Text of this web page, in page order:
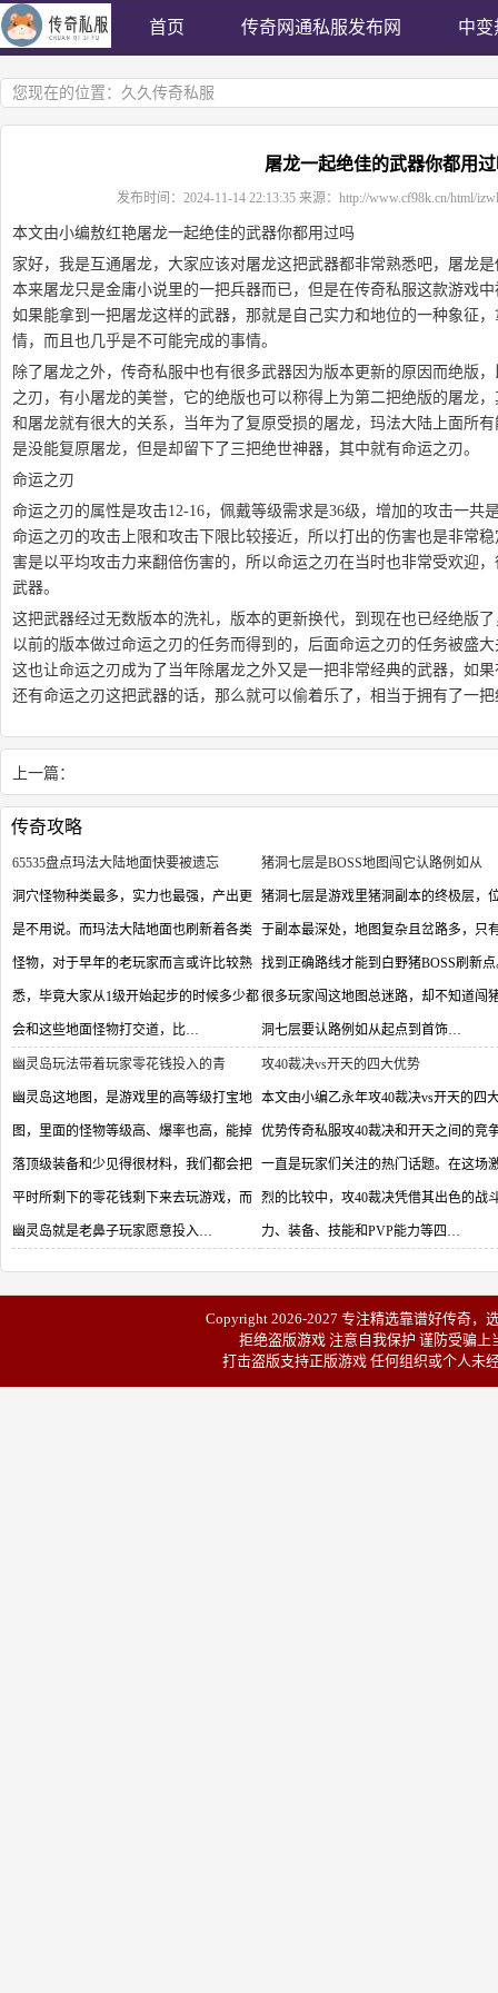
首页 传奇网通私服发布网 中变
您现在的位置： 久久传奇私服
屠龙一起绝佳的武器你都用
发布时间： 2024-11-14 22:13:35 来源： http://www.cf98k.cn/html/
本文由小编敖红艳屠龙一起绝佳的武器你都用过吗
家好，我是互通屠龙，大家应该对屠龙这把武器都非常熟悉吧，屠龙
本来屠龙只是金庸小说里的一把兵器而已，但是在传奇私服这款游戏
如果能拿到一把屠龙这样的武器，那就是自己实力和地位的一种象征
情，而且也几乎是不可能完成的事情。
除了屠龙之外，传奇私服中也有很多武器因为版本更新的原因而绝版
之刃，有小屠龙的美誉，它的绝版也可以称得上为第二把绝版的屠龙
和屠龙就有很大的关系，当年为了复原受损的屠龙，玛法大陆上面所
是没能复原屠龙，但是却留下了三把绝世神器，其中就有命运之刃。
命运之刃
命运之刃的属性是攻击12-16，佩戴等级需求是36级，增加的攻击一共
命运之刃的攻击上限和攻击下限比较接近，所以打出的伤害也是非常
害是以平均攻击力来翻倍伤害的，所以命运之刃在当时也非常受欢迎
武器。
这把武器经过无数版本的洗礼，版本的更新换代，到现在也已经绝版
以前的版本做过命运之刃的任务而得到的，后面命运之刃的任务被盛
这也让命运之刃成为了当年除屠龙之外又是一把非常经典的武器，如
还有命运之刃这把武器的话，那么就可以偷着乐了，相当于拥有了一
上一篇：
传奇攻略
65535盘点玛法大陆地面快要被遗忘
洞穴怪物种类最多，实力也最强，产出更
是不用说。而玛法大陆地面也刷新着各类
怪物，对于早年的老玩家而言或许比较熟
悉，毕竟大家从1级开始起步的时候多少都
会和这些地面怪物打交道，比…
猪洞七层是BOSS地图闯它认路例如从
猪洞七层是游戏里猪洞副本的终极层，
于副本最深处，地图复杂且岔路多，只
找到正确路线才能到白野猪BOSS刷新
很多玩家闯这地图总迷路，却不知道闯
洞七层要认路例如从起点到首饰…
幽灵岛玩法带着玩家零花钱投入的青
幽灵岛这地图，是游戏里的高等级打宝地
图，里面的怪物等级高、爆率也高，能掉
落顶级装备和少见得很材料，我们都会把
平时所剩下的零花钱剩下来去玩游戏，而
幽灵岛就是老鼻子玩家愿意投入…
攻40裁决vs开天的四大优势
本文由小编乙永年攻40裁决vs开天的四
优势传奇私服攻40裁决和开天之间的竞
一直是玩家们关注的热门话题。在这场
烈的比较中，攻40裁决凭借其出色的战
力、装备、技能和PVP能力等四…
Copyright 2026-2027 专注精选靠谱好传奇，
拒绝盗版游戏 注意自我保护 谨防受骗
打击盗版支持正版游戏 任何组织或个人未